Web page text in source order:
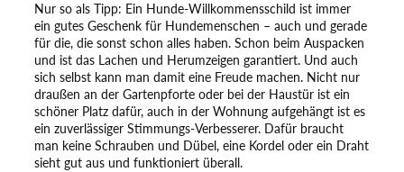
Nur so als Tipp: Ein Hunde-Willkommensschild ist immer
ein gutes Geschenk für Hundemenschen – auch und gerade
für die, die sonst schon alles haben. Schon beim Auspacken
und ist das Lachen und Herumzeigen garantiert. Und auch
sich selbst kann man damit eine Freude machen. Nicht nur
draußen an der Gartenpforte oder bei der Haustür ist ein
schöner Platz dafür, auch in der Wohnung aufgehängt ist es
ein zuverlässiger Stimmungs-Verbesserer. Dafür braucht
man keine Schrauben und Dübel, eine Kordel oder ein Draht
sieht gut aus und funktioniert überall.